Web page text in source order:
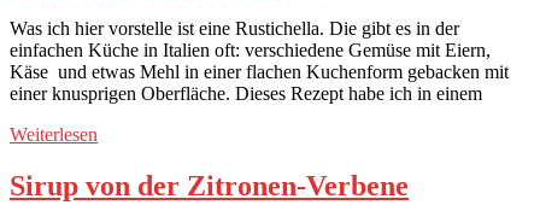
Was ich hier vorstelle ist eine Rustichella. Die gibt es in der
einfachen Küche in Italien oft: verschiedene Gemüse mit Eiern,
Käse und etwas Mehl in einer flachen Kuchenform gebacken mit
einer knusprigen Oberfläche. Dieses Rezept habe ich in einem
Weiterlesen
Sirup von der Zitronen-Verbene